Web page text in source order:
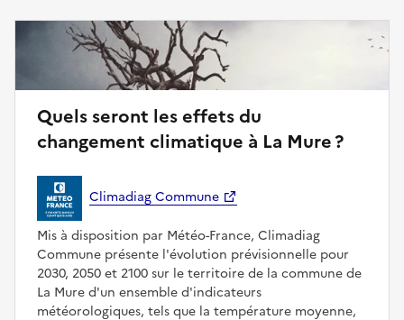
Quels seront les effets du
changement climatique à La Mure ?
Climadiag Commune
Mis à disposition par Météo-France, Climadiag
Commune présente l'évolution prévisionnelle pour
2030, 2050 et 2100 sur le territoire de la commune de
La Mure d'un ensemble d'indicateurs
météorologiques, tels que la température moyenne,